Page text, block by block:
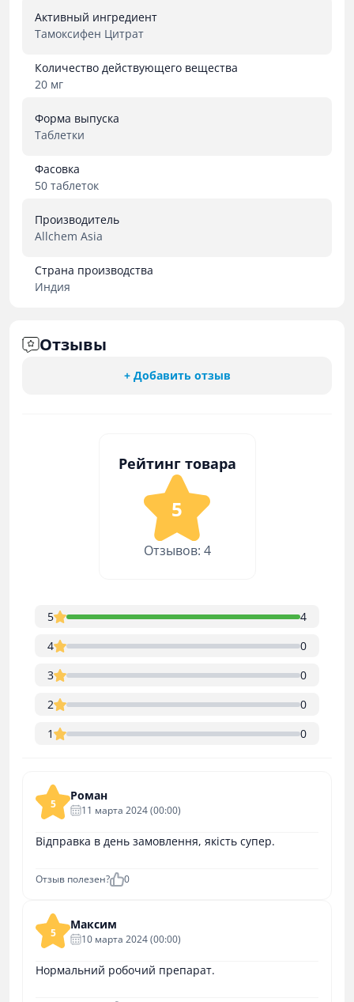
Активный ингредиент
Тамоксифен Цитрат
Количество действующего вещества
20 мг
Форма выпуска
Таблетки
Фасовка
50 таблеток
Производитель
Allchem Asia
Страна производства
Индия
Отзывы
+ Добавить отзыв
Рейтинг товара
5
Отзывов: 4
5
4
4
0
3
0
2
0
1
0
5
Роман
11 марта 2024 (00:00)
Відправка в день замовлення, якість супер.
Отзыв полезен? 0
5
Максим
10 марта 2024 (00:00)
Нормальний робочий препарат.